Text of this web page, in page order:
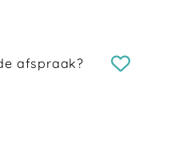
afspraak?